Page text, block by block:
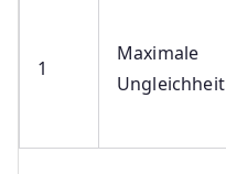
1
Maximale
Ungleichheit